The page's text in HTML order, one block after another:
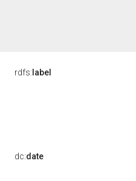
rdfs: label
dc:date